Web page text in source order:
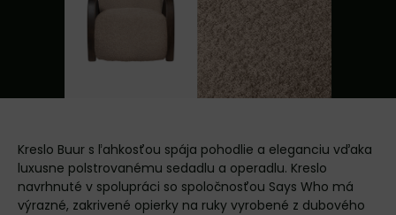
Kreslo Buur s ľahkosťou spája pohodlie a eleganciu vďaka
luxusne polstrovanému sedadlu a operadlu. Kreslo
navrhnuté v spolupráci so spoločnosťou Says Who má
výrazné, zakrivené opierky na ruky vyrobené z dubového